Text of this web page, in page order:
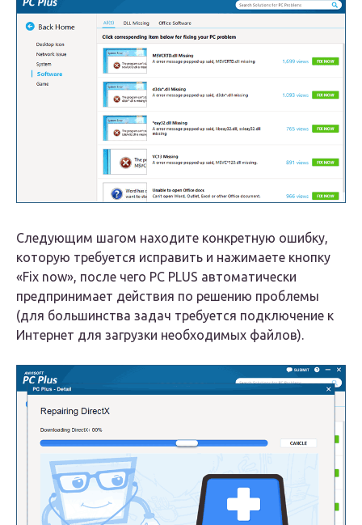
Следующим шагом находите конкретную ошибку,
которую требуется исправить и нажимаете кнопку
«Fix now», после чего PC PLUS автоматически
предпринимает действия по решению проблемы
(для большинства задач требуется подключение к
Интернет для загрузки необходимых файлов).